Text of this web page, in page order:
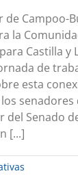
de Campoo-
la
Castilla y
de
esta
senadores
Senado
[...]